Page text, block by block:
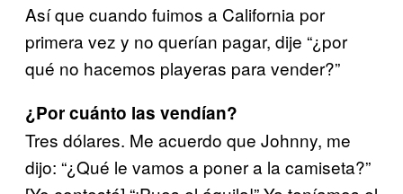
Así que cuando fuimos a California por
primera vez y no querían pagar, dije “¿por
qué no hacemos playeras para vender?”
¿Por cuánto las vendían?
Tres dólares. Me acuerdo que Johnny, me
dijo: “¿Qué le vamos a poner a la camiseta?”